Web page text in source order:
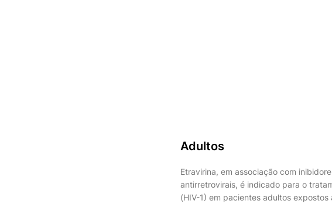
Adultos
Etravirina, em associação com
antirretrovirais, é indicado para o
(HIV-1) em pacientes adultos